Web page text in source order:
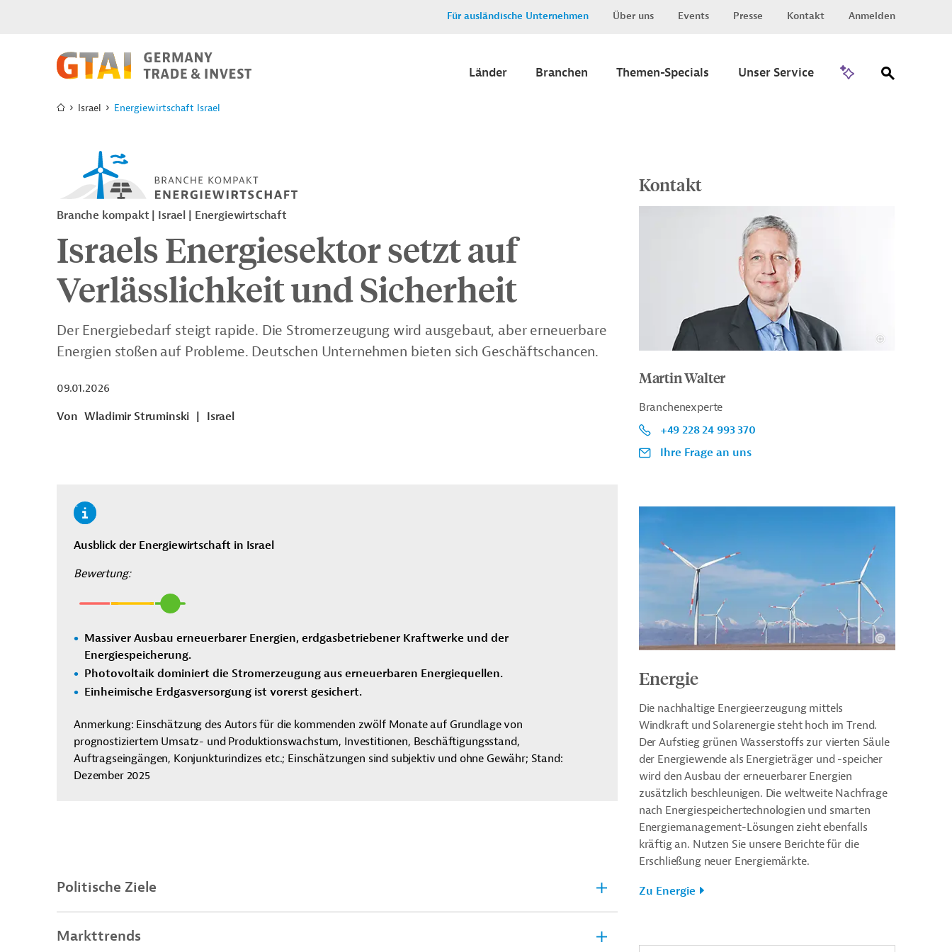
Für ausländische Unternehmen Über uns Events Presse Kontakt Anmelden
Länder Branchen Themen-Specials Unser Service
Israel Energiewirtschaft Israel
Branche kompakt | Israel | Energiewirtschaft
Israels Energiesektor setzt auf
Verlässlichkeit und Sicherheit
Der Energiebedarf steigt rapide. Die Stromerzeugung wird ausgebaut, aber erneuerbare
Energien stoßen auf Probleme. Deutschen Unternehmen bieten sich Geschäftschancen.
09.01.2026
Von Wladimir Struminski | Israel
Ausblick der Energiewirtschaft in Israel
Bewertung:
Massiver Ausbau erneuerbarer Energien, erdgasbetriebener Kraftwerke und der
Energiespeicherung.
Photovoltaik dominiert die Stromerzeugung aus erneuerbaren Energiequellen.
Einheimische Erdgasversorgung ist vorerst gesichert.
Anmerkung: Einschätzung des Autors für die kommenden zwölf Monate auf Grundlage von
prognostiziertem Umsatz- und Produktionswachstum, Investitionen, Beschäftigungsstand,
Auftragseingängen, Konjunkturindizes etc.; Einschätzungen sind subjektiv und ohne Gewähr; Stand:
Dezember 2025
Politische Ziele
Markttrends
Kontakt
Martin Walter
Branchenexperte
+49 228 24 993 370
Ihre Frage an uns
Energie
Die nachhaltige Energieerzeugung mittels
Windkraft und Solarenergie steht hoch im Trend.
Der Aufstieg grünen Wasserstoffs zur vierten Säule
der Energiewende als Energieträger und -speicher
wird den Ausbau der erneuerbarer Energien
zusätzlich beschleunigen. Die weltweite Nachfrage
nach Energiespeichertechnologien und smarten
Energiemanagement-Lösungen zieht ebenfalls
kräftig an. Nutzen Sie unsere Berichte für die
Erschließung neuer Energiemärkte.
Zu Energie